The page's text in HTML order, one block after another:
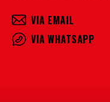
VIA EMAIL
VIA WHATSAPP